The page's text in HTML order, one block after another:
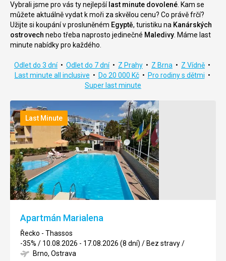
Vybrali jsme pro vás ty nejlepší last minute dovolené . Kam se
můžete aktuálně vydat k moři za skvělou cenu? Co právě frčí?
Užijte si koupání v prosluněném Egyptě, turistiku na Kanárských
ostrovech nebo třeba naprosto jedinečné Maledivy . Máme last
minute nabídky pro každého.
Odlet do 3 dní• Odlet do 7 dní• Z Prahy • Z Brna • Z Vídně •
Last minute all inclusive • Do 20 000 Kč• Pro rodiny s dětmi •
Super last minute
Last Minute
Apartmán Marialena
Řecko - Thassos
-35% / 10.08.2026 - 17.08.2026 (8 dní) / Bez stravy/
Brno, Ostrava